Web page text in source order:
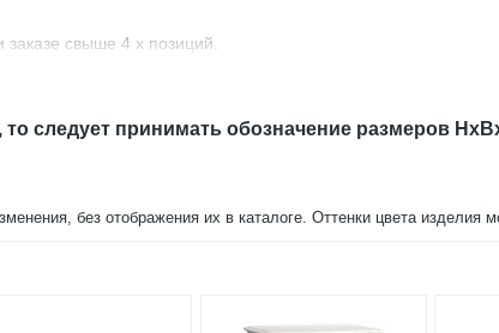
свыше 4 х позиций.
Алетан с доставкой.
то следует принимать обозначение размеров
без отображения их в каталоге. Оттенки цвета изделия